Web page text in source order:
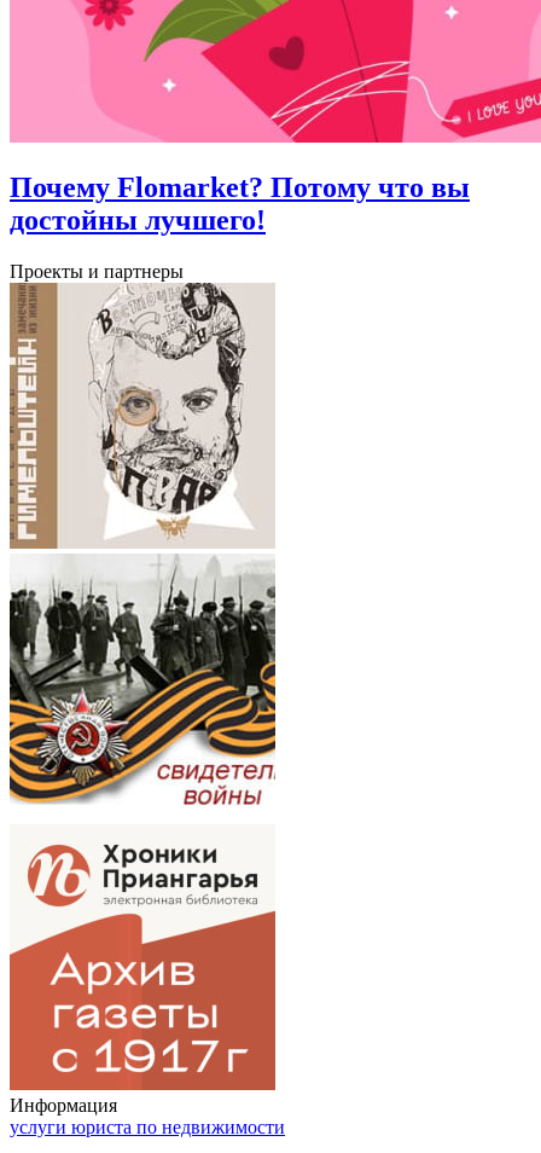
Почему Flomarket? Потому что вы
достойны лучшего!
Проекты и партнеры
Информация
услуги юриста по недвижимости